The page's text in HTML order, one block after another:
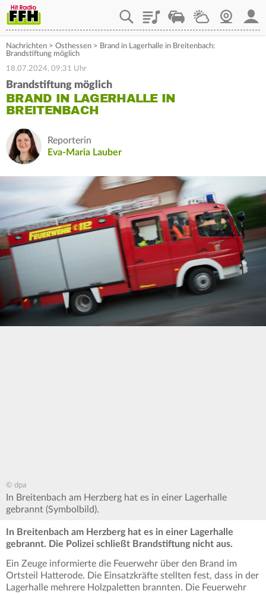
PlaylistStaupilotWetterWebcam
Nachrichten > Osthessen > Brand in Lagerhalle in Breitenbach:
Brandstiftung möglich
18.07.2024, 09:31 Uhr
Brandstiftung möglich
BRAND IN LAGERHALLE IN
BREITENBACH
Reporterin
Eva-Maria Lauber
© dpa
In Breitenbach am Herzberg hat es in einer Lagerhalle
gebrannt (Symbolbild).
In Breitenbach am Herzberg hat es in einer Lagerhalle
gebrannt. Die Polizei schließt Brandstiftung nicht aus.
Ein Zeuge informierte die Feuerwehr über den Brand im
Ortsteil Hatterode. Die Einsatzkräfte stellten fest, dass in der
Lagerhalle mehrere Holzpaletten brannten. Die Feuerwehr